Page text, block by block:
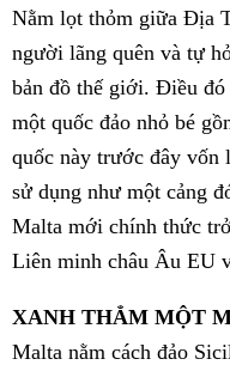
Nằm lọt thỏm giữa Địa
người lãng quên và tự
bản đồ thế giới. Điều
một quốc đảo nhỏ bé
quốc này trước đây vốn
sử dụng như một cảng
Malta mới chính thức
Liên minh châu Âu EU
XANH THẲM MỘT
Malta nằm cách đảo